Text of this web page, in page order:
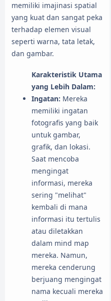
memiliki imajinasi spatial
yang kuat dan sangat peka
terhadap elemen visual
seperti warna, tata letak,
dan gambar.
Karakteristik Utama
yang Lebih Dalam:
Ingatan: Mereka
memiliki ingatan
fotografis yang baik
untuk gambar,
grafik, dan lokasi.
Saat mencoba
mengingat
informasi, mereka
sering "melihat"
kembali di mana
informasi itu tertulis
atau diletakkan
dalam mind map
mereka. Namun,
mereka cenderung
berjuang mengingat
nama kecuali mereka